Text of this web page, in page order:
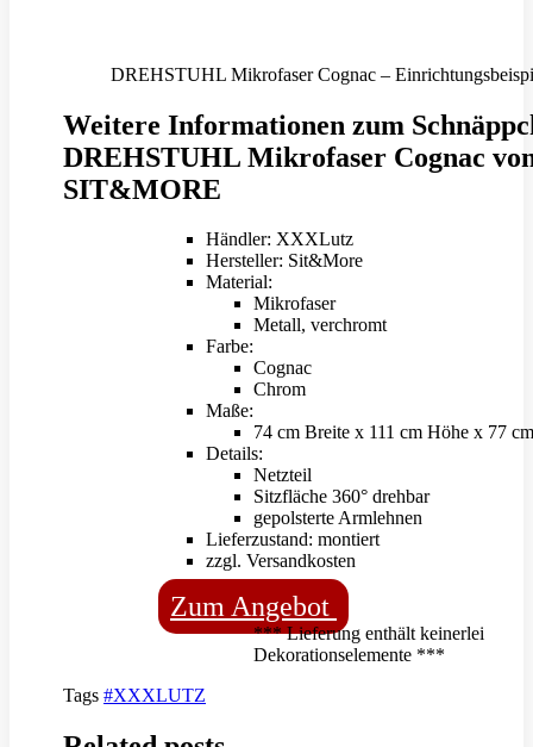
DREHSTUHL Mikrofaser Cognac –
Weitere Informationen zum
DREHSTUHL Mikrofaser Cognac
SIT&MORE
Händler: XXXLutz
Hersteller: Sit&More
Material:
Mikrofaser
Metall, verchromt
Farbe:
Cognac
Chrom
Maße:
74 cm Breite x 111 cm Höhe x 77
Details:
Netzteil
Sitzfläche 360° drehbar
gepolsterte Armlehnen
Lieferzustand: montiert
zzgl. Versandkosten
Zum Angebot
*** Lieferung enthält keinerlei
Dekorationselemente ***
Tags #XXXLUTZ